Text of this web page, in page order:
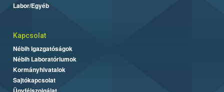
Labor/Egyéb
Kapcsolat
Nébih Igazgatóságok
Nébih Laboratóriumok
Kormányhivatalok
Sajtókapcsolat